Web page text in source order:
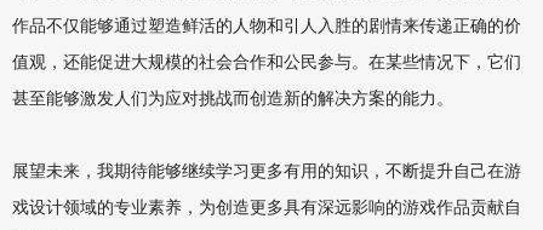
作品不仅能够通过塑造鲜活的人物和引人入胜的剧情来传递正确的价
值观，还能促进大规模的社会合作和公民参与。在某些情况下，它们
甚至能够激发人们为应对挑战而创造新的解决方案的能力。
展望未来，我期待能够继续学习更多有用的知识，不断提升自己在游
戏设计领域的专业素养，为创造更多具有深远影响的游戏作品贡献自